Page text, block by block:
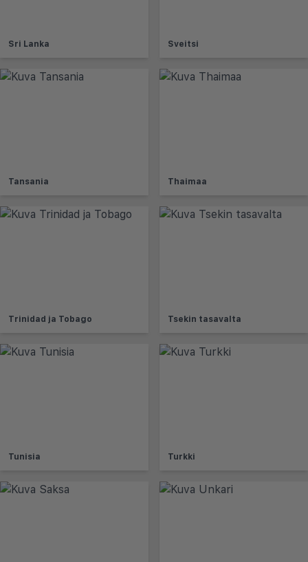
Sri Lanka Sveitsi
Tansania Thaimaa
Trinidad ja Tobago Tsekin tasavalta
Tunisia Turkki